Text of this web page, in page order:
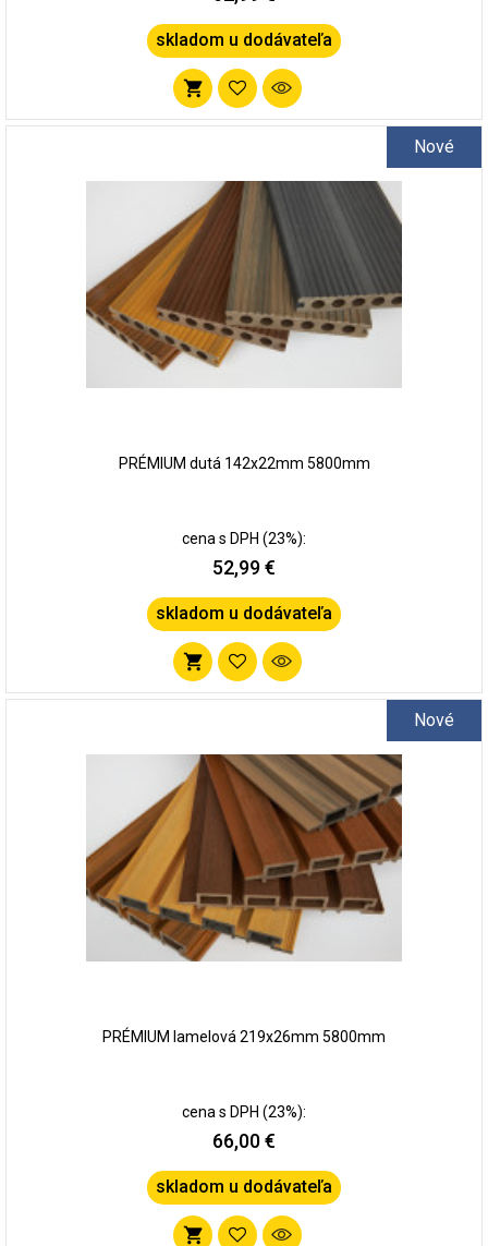
skladom u dodávateľa
Pridať
obľúbených
Nové
PRÉMIUM dutá 142x22mm 5800mm
cena s DPH (23%):
52,99 €
skladom u dodávateľa
Pridať
obľúbených
Nové
PRÉMIUM lamelová 219x26mm 5800mm
cena s DPH (23%):
66,00 €
skladom u dodávateľa